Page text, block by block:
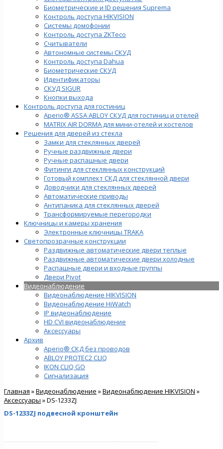
Биометрические и ID решения Suprema
Контроль доступа HIKVISION
Системы домофонии
Контроль доступа ZKTeco
Считыватели
Автономные системы СКУД
Контроль доступа Dahua
Биометрические СКУД
Идентификаторы
СКУД SIGUR
Кнопки выхода
Контроль доступа для гостиниц
Aperio® ASSA ABLOY СКУД для гостиниц и отелей
MATRIX AIR DORMA для мини-отелей и хостелов
Решения для дверей из стекла
Замки для стеклянных дверей
Ручные раздвижные двери
Ручные распашные двери
Фитинги для стеклянных конструкций
Готовый комплект СКД для стеклянной двери
Доводчики для стеклянных дверей
Автоматические приводы
Антипаника для стеклянных дверей
Трансформируемые перегородки
Ключницы и камеры хранения
Электронные ключницы TRAKA
Светопрозрачные конструкции
Раздвижные автоматические двери теплые
Раздвижные автоматические двери холодные
Распашные двери и входные группы
Двери Pivot
Видеонаблюдение
Видеонаблюдение HIKVISION
Видеонаблюдение HiWatch
IP видеонаблюдение
HD CVI видеонаблюдение
Аксессуары
Архив
Aperio® СКД без проводов
ABLOY PROTEC2 CLIQ
IKON CLIQ GO
Сигнализация
Главная »Видеонаблюдение »Видеонаблюдение HIKVISION »
Аксессуары » DS-1233ZJ
DS-1233ZJ подвесной кронштейн